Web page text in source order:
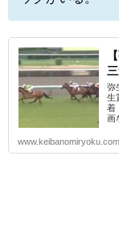
弥
生
着
画
www.keibanomiryoku.com